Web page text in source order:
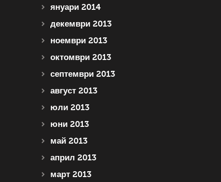
януари 2014
декември 2013
ноември 2013
октомври 2013
септември 2013
август 2013
юли 2013
юни 2013
май 2013
април 2013
март 2013